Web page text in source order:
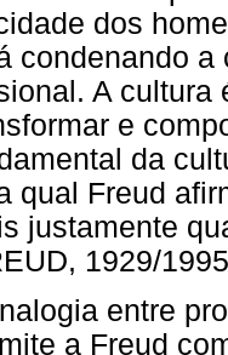
dos
condenando a
A cultura
e
da
qual Freud
justamente
1929/
entre
a Freud